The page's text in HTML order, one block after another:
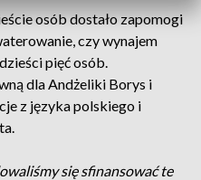
osób dostało zapomogi
czy wynajem
pięć osób.
dla Andżeliki Borys i
z języka polskiego i
się sfinansować te